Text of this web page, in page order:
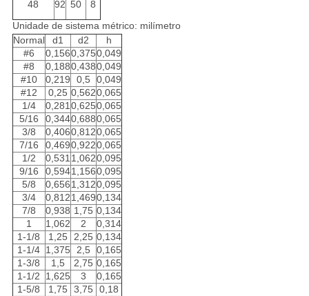
48
92 50
8
Unidade de sistema métrico: milímetro
Normal
d1 d2
h
#6
0,1560,3750,049
#8
0,1880,4380,049
#10
0,219 0,5
0,049
#12
0,25 0,5620,065
1/4
0,2810,6250,065
5/16
0,3440,6880,065
3/8
0,4060,8120,065
7/16
0,4690,9220,065
1/2
0,5311,0620,095
9/16
0,5941,1560,095
5/8
0,6561,3120,095
3/4
0,8121,4690,134
7/8
0,938 1,75 0,134
1
1,062 2
0,314
1-1/8
1,25 2,25 0,134
1-1/4 1,375 2,5
0,165
1-3/8
1,5 2,75 0,165
1-1/2
1,625 3
0,165
1-5/8
1,75 3,75
0,18